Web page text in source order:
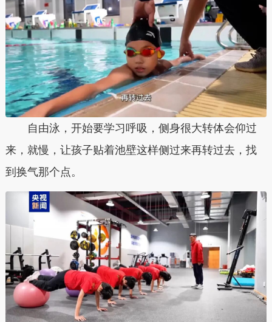
自由泳，开始要学习呼吸，侧身很大转体会仰过
来，就慢，让孩子贴着池壁这样侧过来再转过去，找
到换气那个点。